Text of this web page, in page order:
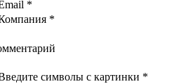
*
*
символы с картинки *